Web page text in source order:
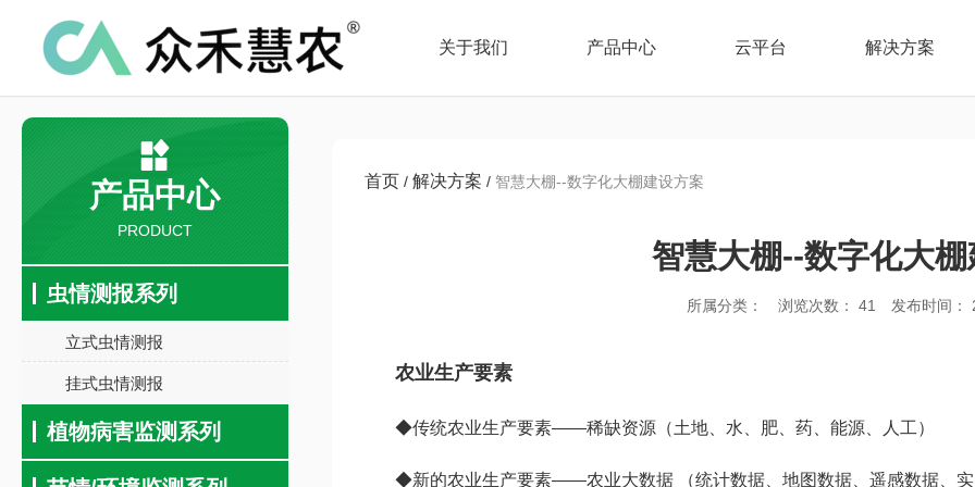
关于我们 产品中心 云平台 解决方案
产品中心
PRODUCT
虫情测报系列
立式虫情测报
挂式虫情测报
植物病害监测系列
首页 / 解决方案 / 智慧大棚--数字化大棚建设方案
智慧大棚--数字化大
所属分类： 浏览次数：41 发布时间：
农业生产要素
◆传统农业生产要素——稀缺资源（土地、水、肥、药、能源、人工）
◆新的农业生产要素——农业大数据 （统计数据、地图数据、遥感数据、